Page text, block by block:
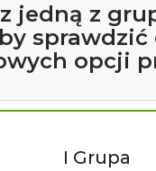
jedną z
sprawdzić
opcji
I Grupa